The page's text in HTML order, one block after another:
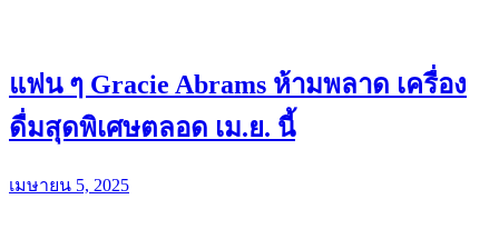
แฟน ๆ Gracie Abrams ห้ามพลาด เครื่อง
ดื่มสุดพิเศษตลอด เม.ย. นี้
เมษายน 5, 2025